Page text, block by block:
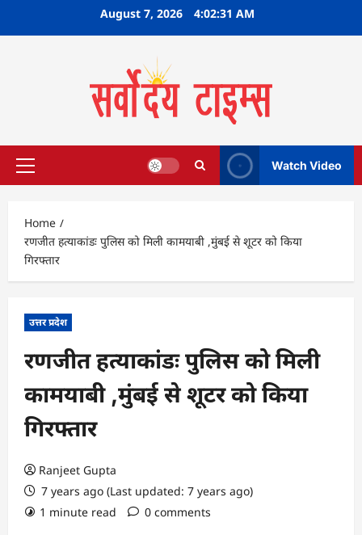
August 7, 2026 4:02:32 AM
Primary
Watch Video
Home
रणजीत हत्याकांडः पुलिस को मिली कामयाबी ,मुंबई से शूटर को किया
गिरफ्तार
उत्तर प्रदेश
रणजीत हत्याकांडः पुलिस को मिली
कामयाबी ,मुंबई से शूटर को किया
गिरफ्तार
Ranjeet Gupta
7 years ago (Last updated: 7 years ago)
1 minute read
0 comments